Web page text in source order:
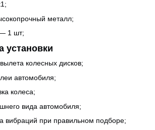
металл;
1 шт;
установки
колесных дисков;
автомобиля;
колеса;
вида автомобиля;
вибраций при правильном подборе;